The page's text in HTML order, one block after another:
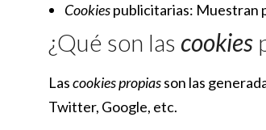
Cookiespublicitarias: Muestran
¿Qué son las cookies
Lascookies propiasson las
Twitter, Google, etc.